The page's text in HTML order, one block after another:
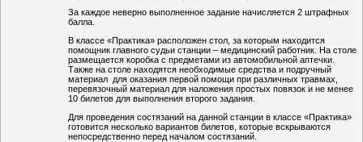
За каждое неверно выполненное задание начисляется 2 штрафных
балла.
В классе «Практика» расположен стол, за которым находится
помощник главного судьи станции – медицинский работник. На столе
размещается коробка с предметами из автомобильной аптечки.
Также на столе находятся необходимые средства и подручный
материал для оказания первой помощи при различных травмах,
перевязочный материал для наложения простых повязок и не менее
10 билетов для выполнения второго задания.
Для проведения состязаний на данной станции в классе «Практика»
готовится несколько вариантов билетов, которые вскрываются
непосредственно перед началом состязаний.